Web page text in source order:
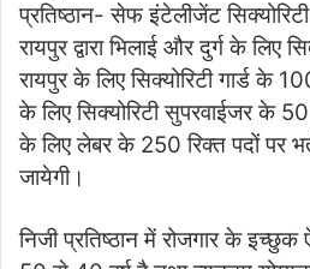
प्रतिष्ठान- सेफ इंटेलीजेंट
रायपुर द्वारा भिलाई और दुर्ग के लिए
रायपुर के लिए सिक्योरिटी गार्ड के
के लिए सिक्योरिटी सुपरवाईजर के
के लिए लेबर के 250 रिक्त पदों पर
जायेगी।
निजी प्रतिष्ठान में रोजगार के